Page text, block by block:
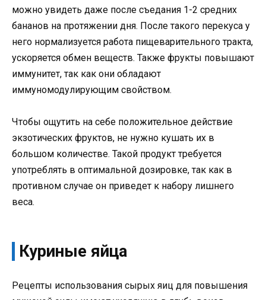
можно увидеть даже после съедания 1-2 средних
бананов на протяжении дня. После такого перекуса у
него нормализуется работа пищеварительного тракта,
ускоряется обмен веществ. Также фрукты повышают
иммунитет, так как они обладают
иммуномодулирующим свойством.
Чтобы ощутить на себе положительное действие
экзотических фруктов, не нужно кушать их в
большом количестве. Такой продукт требуется
употреблять в оптимальной дозировке, так как в
противном случае он приведет к набору лишнего
веса.
Куриные яйца
Рецепты использования сырых яиц для повышения